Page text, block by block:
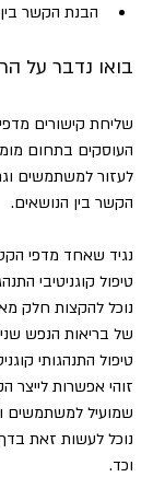
הבנת הקשר בין
בואו נדבר על
שליחת קישורים
העוסקים בתחום
לעזור למשתמשים
הקשר בין הנושאים.
נגיד שאחד מדפי
טיפול קוגניטיבי
נוכל להקצות חלק
של בריאות הנפש
טיפול התנהגותי
זוהי אפשרות לייצר
שמועיל למשתמשים
נוכל לעשות זאת
וכד.